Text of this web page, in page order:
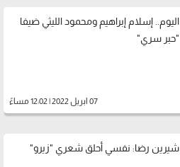
اليوم.. إسلام إبراهيم ومحمود الليثي ضيفا
"حبر سري"
07 ابريل 2022 | 12:02 مساءً
شيرين رضا: نفسي أحلق شعري "زيرو"